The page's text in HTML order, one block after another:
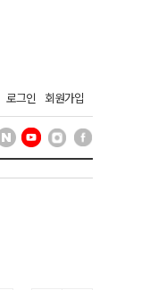
로그인 회원가입